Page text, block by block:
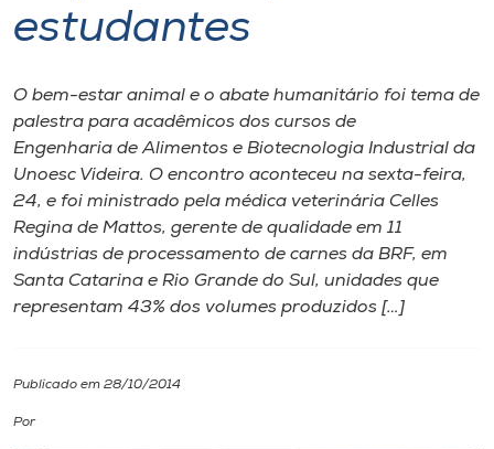
Portal de Ensino
A
Unoesc
Internacionalização
I.nova
Cultura
estudantes
O bem-estar animal e o abate humanitário foi tema de
palestra para acadêmicos dos cursos de
Engenharia de Alimentos e Biotecnologia Industrial da
Unoesc Videira. O encontro aconteceu na sexta-feira,
24, e foi ministrado pela médica veterinária Celles
Regina de Mattos, gerente de qualidade em 11
indústrias de processamento de carnes da BRF, em
Santa Catarina e Rio Grande do Sul, unidades que
representam 43% dos volumes produzidos […]
Publicado em 28/10/2014
Por